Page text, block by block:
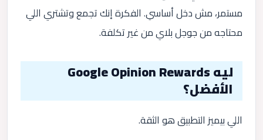
مستمر، مش دخل أساسي. الفكرة إنك تجمع وتشتري اللي
محتاجه من جوجل بلاي من غير تكلفة.
ليه Google Opinion Rewards
الأفضل؟
اللي بيميز التطبيق هو الثقة.